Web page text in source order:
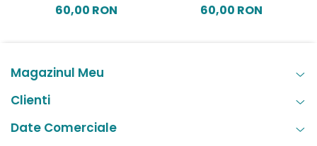
60,00 RON
60,00 RON
Magazinul Meu
Clienti
Date Comerciale